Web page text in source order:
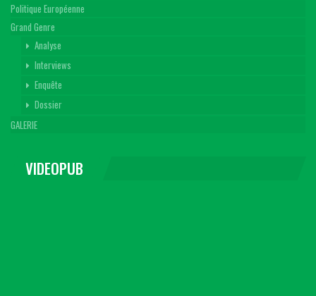
Politique Européenne
Grand Genre
Analyse
Interviews
Enquête
Dossier
GALERIE
VIDEOPUB